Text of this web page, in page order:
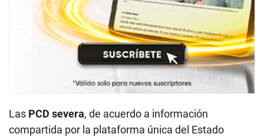
Las PCD severa, de acuerdo a información
compartida por la plataforma única del Estado